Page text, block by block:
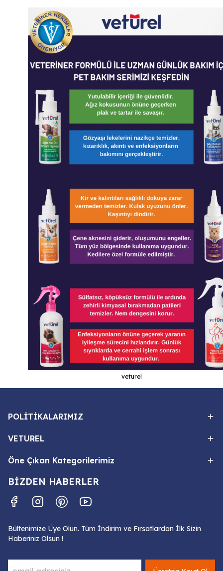
veturel
POLİTİKALARIMIZ
VETUREL
Öne Çıkan Kategorilerimiz
BİZDEN HABERLER
Bültenimize Üye Olun. Tüm İndirim ve Fırsatlardan İlk Sizin
Haberiniz Olsun !